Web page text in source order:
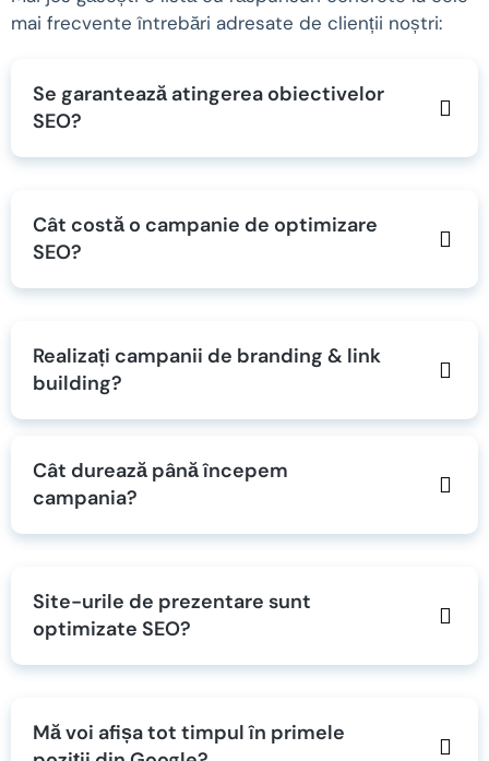
mai frecvente întrebări adresate de clienții noștri:
Se garantează atingerea obiectivelor
SEO?
Cât costă o campanie de optimizare
SEO?
Realizați campanii de branding & link
building?
Cât durează până începem
campania?
Site-urile de prezentare sunt
optimizate SEO?
Mă voi afișa tot timpul în primele